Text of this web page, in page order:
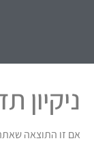
ניקיון
אם זו התוצאה